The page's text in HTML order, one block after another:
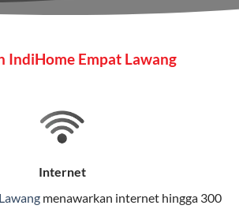
tinggi.
dan bisnis.
berbagai pilihan paket IndiHome
IndiHome Empat Lawang
Internet
menawarkan internethingga 300